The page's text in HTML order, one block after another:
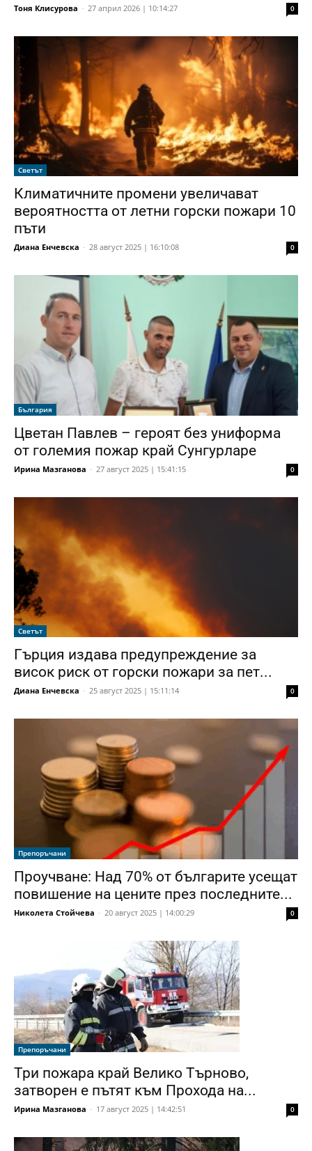
Тоня Клисурова - 27 април 2026 | 10:14:27 0
Светът
Климатичните промени увеличават
вероятността от летни горски пожари 10
пъти
Диана Енчевска - 28 август 2025 | 16:10:08 0
България
Цветан Павлев – героят без униформа
от големия пожар край Сунгурларе
Ирина Мазганова - 27 август 2025 | 15:41:15 0
Светът
Гърция издава предупреждение за
висок риск от горски пожари за пет...
Диана Енчевска - 25 август 2025 | 15:11:14 0
Препоръчани
Проучване: Над 70% от българите усещат
повишение на цените през последните...
Николета Стойчева - 20 август 2025 | 14:00:29 0
Препоръчани
Три пожара край Велико Търново,
затворен е пътят към Прохода на...
Ирина Мазганова - 17 август 2025 | 14:42:51 0